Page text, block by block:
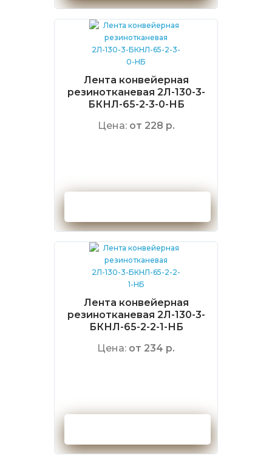
Лента конвейерная
резинотканевая 2Л-130-3-
БКНЛ-65-2-3-0-НБ
Цена: от 228 р.
Лента конвейерная
резинотканевая 2Л-130-3-
БКНЛ-65-2-2-1-НБ
Цена: от 234 р.